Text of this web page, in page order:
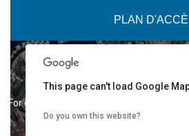
PLAN
For development purposes only
This page can't load Google
Do you own this website?